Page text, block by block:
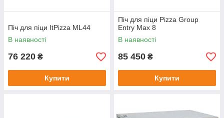
Піч для піци ItPizza ML44
В наявності
76 220 ₴
Купити
Піч для піци Pizza Group
Entry Max 8
В наявності
85 450 ₴
Купити